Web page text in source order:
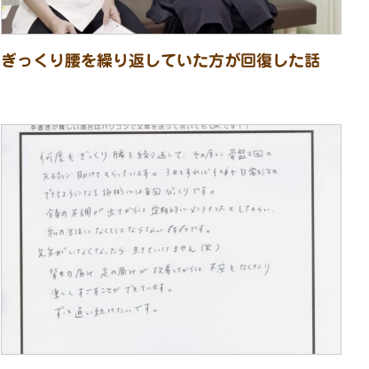
ぎっくり腰を繰り返していた方が回復した話